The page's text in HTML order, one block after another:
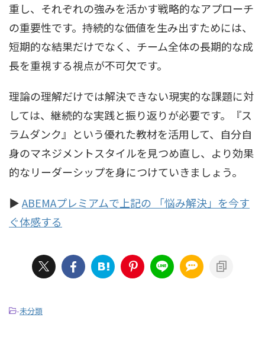
重し、それぞれの強みを活かす戦略的なアプローチ
の重要性です。持続的な価値を生み出すためには、
短期的な結果だけでなく、チーム全体の長期的な成
長を重視する視点が不可欠です。
理論の理解だけでは解決できない現実的な課題に対
しては、継続的な実践と振り返りが必要です。『ス
ラムダンク』という優れた教材を活用して、自分自
身のマネジメントスタイルを見つめ直し、より効果
的なリーダーシップを身につけていきましょう。
▶︎ABEMAプレミアムで上記の 「悩み解決」を今す
ぐ体感する
-未分類